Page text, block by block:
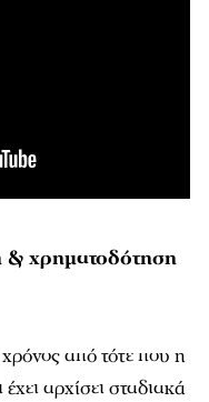
& χρηματοδότηση
από τότε που η
αρχίσει σταδιακά